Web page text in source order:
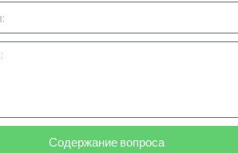
Содержание вопроса